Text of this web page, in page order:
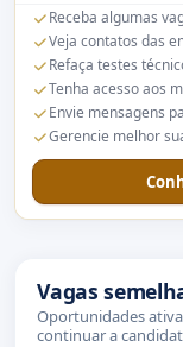
Receba algumas
Veja contatos das
Refaça testes
Tenha acesso aos
Envie mensagens
Gerencie melhor
Vagas
Oportunidades
continuar a